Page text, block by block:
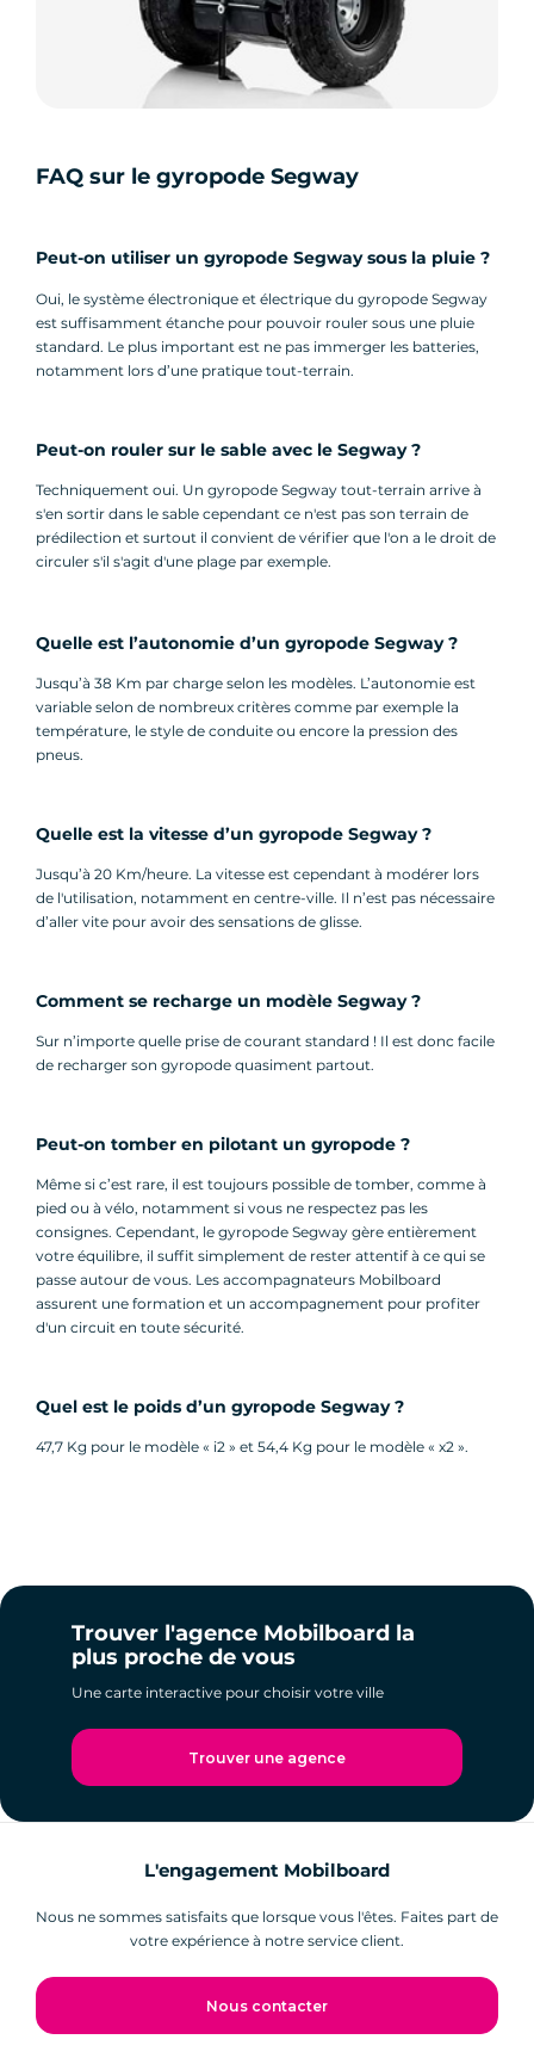
FAQ sur le gyropode Segway
Peut-on utiliser un gyropode Segway sous la pluie ?
Oui, le système électronique et électrique du gyropode Segway
est suffisamment étanche pour pouvoir rouler sous une pluie
standard. Le plus important est ne pas immerger les batteries,
notamment lors d’une pratique tout-terrain.
Peut-on rouler sur le sable avec le Segway ?
Techniquement oui. Un gyropode Segway tout-terrain arrive à
s'en sortir dans le sable cependant ce n'est pas son terrain de
prédilection et surtout il convient de vérifier que l'on a le droit de
circuler s'il s'agit d'une plage par exemple.
Quelle est l’autonomie d’un gyropode Segway ?
Jusqu’à 38 Km par charge selon les modèles. L’autonomie est
variable selon de nombreux critères comme par exemple la
température, le style de conduite ou encore la pression des
pneus.
Quelle est la vitesse d’un gyropode Segway ?
Jusqu’à 20 Km/heure. La vitesse est cependant à modérer lors
de l'utilisation, notamment en centre-ville. Il n’est pas nécessaire
d’aller vite pour avoir des sensations de glisse.
Comment se recharge un modèle Segway ?
Sur n’importe quelle prise de courant standard ! Il est donc facile
de recharger son gyropode quasiment partout.
Peut-on tomber en pilotant un gyropode ?
Même si c’est rare, il est toujours possible de tomber, comme à
pied ou à vélo, notamment si vous ne respectez pas les
consignes. Cependant, le gyropode Segway gère entièrement
votre équilibre, il suffit simplement de rester attentif à ce qui se
passe autour de vous. Les accompagnateurs Mobilboard
assurent une formation et un accompagnement pour profiter
d'un circuit en toute sécurité.
Quel est le poids d’un gyropode Segway ?
47,7 Kg pour le modèle « i2 » et 54,4 Kg pour le modèle « x2 ».
Trouver l'agence Mobilboard la
plus proche de vous
Une carte interactive pour choisir votre ville
Trouver une agence
L'engagement Mobilboard
Nous ne sommes satisfaits que lorsque vous l'êtes. Faites part de
votre expérience à notre service client.
Nous contacter